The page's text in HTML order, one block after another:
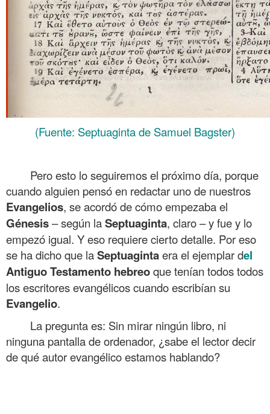
(Fuente: Septuaginta de Samuel Bagster)
Pero esto lo seguiremos el próximo día, porque
cuando alguien pensó en redactar uno de nuestros
Evangelios, se acordó de cómo empezaba el
Génesis– según laSeptuaginta, claro – y fue y lo
empezó igual. Y eso requiere cierto detalle. Por eso
se ha dicho que laSeptuagintaera el ejemplar del
Antiguo Testamento hebreoque tenían todos todos
los escritores evangélicos cuando escribían su
Evangelio.
La pregunta es: Sin mirar ningún libro, ni
ninguna pantalla de ordenador, ¿sabe el lector decir
de qué autor evangélico estamos hablando?